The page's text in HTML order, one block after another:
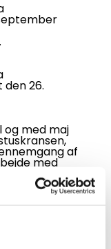
26.
med maj
af
med
lave sin helt
initiativet.
søndag i